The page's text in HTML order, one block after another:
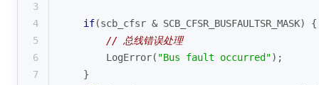
3
4
if(scb_cfsr & SCB_CFSR_BUSFAULTSR_MASK) {
5
// 总线错误处理
6
        LogError(
"Bus fault occurred");
7
    }